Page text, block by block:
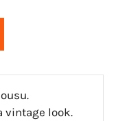
vintage look.